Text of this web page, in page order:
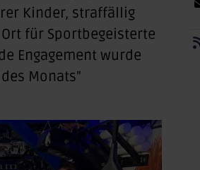
Kinder, straffällig
für Sportbegeisterte
Engagement wurde
Monats"